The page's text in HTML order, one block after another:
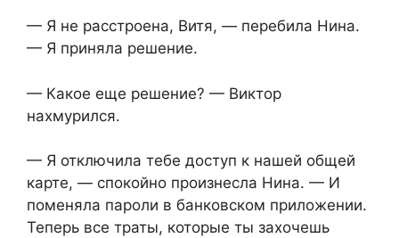
— Я не расстроена, Витя, — перебила Нина.
— Я приняла решение.
— Какое еще решение? — Виктор
нахмурился.
— Я отключила тебе доступ к нашей общей
карте, — спокойно произнесла Нина. — И
поменяла пароли в банковском приложении.
Теперь все траты, которые ты захочешь